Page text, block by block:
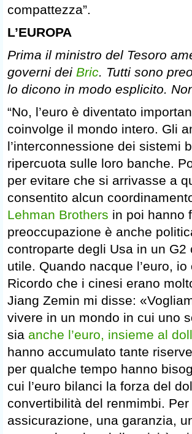
compattezza”.
L’EUROPA
Prima il ministro del Tesoro
governi dei Bric. Tutti sono
lo dicono in modo esplicito.
“No, l’euro è diventato
coinvolge il mondo intero. Gli
l’interconnessione dei sistemi
ripercuota sulle loro banche.
per evitare che si arrivasse a
consentito alcun
Lehman Brothers in poi hanno
preoccupazione è anche
controparte degli Usa in un G2
utile. Quando nacque l’euro,
Ricordo che i cinesi erano
Jiang Zemin mi disse:
vivere in un mondo in cui uno
sia anche l’euro, insieme al
hanno accumulato tante
per qualche tempo hanno
cui l’euro bilanci la forza del
convertibilità del renmimbi.
assicurazione, una garanzia,